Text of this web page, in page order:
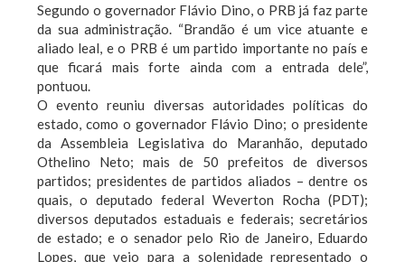
Segundo o governador Flávio Dino, o PRB já faz parte
da sua administração. “Brandão é um vice atuante e
aliado leal, e o PRB é um partido importante no país e
que ficará mais forte ainda com a entrada dele”,
pontuou.
O evento reuniu diversas autoridades políticas do
estado, como o governador Flávio Dino; o presidente
da Assembleia Legislativa do Maranhão, deputado
Othelino Neto; mais de 50 prefeitos de diversos
partidos; presidentes de partidos aliados – dentre os
quais, o deputado federal Weverton Rocha (PDT);
diversos deputados estaduais e federais; secretários
de estado; e o senador pelo Rio de Janeiro, Eduardo
Lopes, que veio para a solenidade representado o